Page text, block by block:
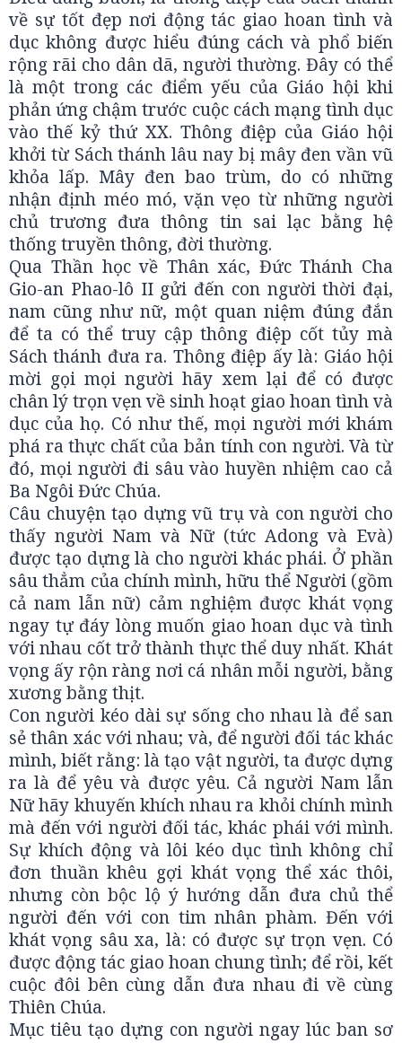
về sự tốt đẹp nơi động tác giao hoan tình và
dục không được hiểu đúng cách và phổ biến
rộng rãi cho dân dã, người thường. Đây có thể
là một trong các điểm yếu của Giáo hội khi
phản ứng chậm trước cuộc cách mạng tình dục
vào thế kỷ thứ XX. Thông điệp của Giáo hội
khởi từ Sách thánh lâu nay bị mây đen vần vũ
khỏa lấp. Mây đen bao trùm, do có những
nhận định méo mó, vặn vẹo từ những người
chủ trương đưa thông tin sai lạc bằng hệ
thống truyền thông, đời thường.
Qua Thần học về Thân xác, Đức Thánh Cha
Gio-an Phao-lô II gửi đến con người thời đại,
nam cũng như nữ, một quan niệm đúng đắn
để ta có thể truy cập thông điệp cốt tủy mà
Sách thánh đưa ra. Thông điệp ấy là: Giáo hội
mời gọi mọi người hãy xem lại để có được
chân lý trọn vẹn về sinh hoạt giao hoan tình và
dục của họ. Có như thế, mọi người mới khám
phá ra thực chất của bản tính con người. Và từ
đó, mọi người đi sâu vào huyền nhiệm cao cả
Ba Ngôi Đức Chúa.
Câu chuyện tạo dựng vũ trụ và con người cho
thấy người Nam và Nữ (tức Adong và Evà)
được tạo dựng là cho người khác phái. Ở phần
sâu thẳm của chính mình, hữu thể Người (gồm
cả nam lẫn nữ) cảm nghiệm được khát vọng
ngay tự đáy lòng muốn giao hoan dục và tình
với nhau cốt trở thành thực thể duy nhất. Khát
vọng ấy rộn ràng nơi cá nhân mỗi người, bằng
xương bằng thịt.
Con người kéo dài sự sống cho nhau là để san
sẻ thân xác với nhau; và, để người đối tác khác
mình, biết rằng: là tạo vật người, ta được dựng
ra là để yêu và được yêu. Cả người Nam lẫn
Nữ hãy khuyến khích nhau ra khỏi chính mình
mà đến với người đối tác, khác phái với mình.
Sự khích động và lôi kéo dục tình không chỉ
đơn thuần khêu gợi khát vọng thể xác thôi,
nhưng còn bộc lộ ý hướng dẫn đưa chủ thể
người đến với con tim nhân phàm. Đến với
khát vọng sâu xa, là: có được sự trọn vẹn. Có
được động tác giao hoan chung tình; để rồi, kết
cuộc đôi bên cùng dẫn đưa nhau đi về cùng
Thiên Chúa.
Mục tiêu tạo dựng con người ngay lúc ban sơ